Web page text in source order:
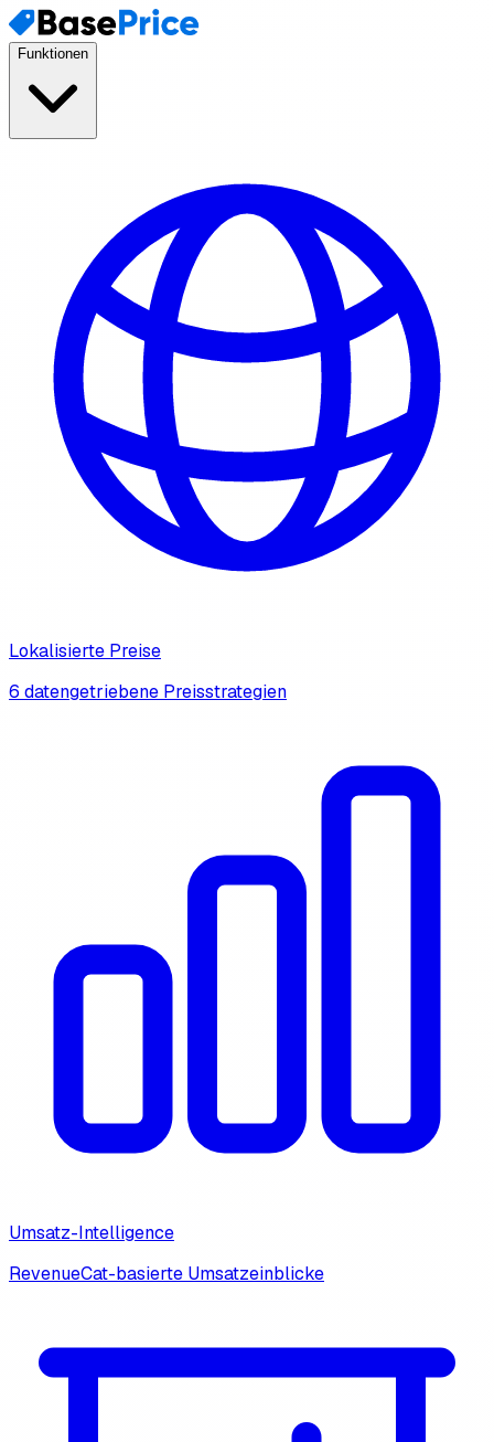
Funktionen
Lokalisierte Preise
6 datengetriebene Preisstrategien
Umsatz-Intelligence
RevenueCat-basierte Umsatzeinblicke